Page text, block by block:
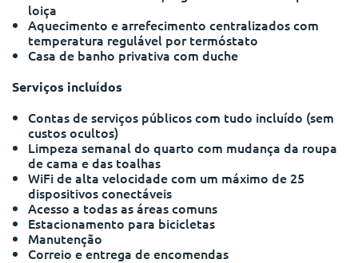
loiça
Aquecimento e arrefecimento centralizados com
temperatura regulável por termóstato
Casa de banho privativa com duche
Serviços incluídos
Contas de serviços públicos com tudo incluído (sem
custos ocultos)
Limpeza semanal do quarto com mudança da roupa
de cama e das toalhas
WiFi de alta velocidade com um máximo de 25
dispositivos conectáveis
Acesso a todas as áreas comuns
Estacionamento para bicicletas
Manutenção
Correio e entrega de encomendas